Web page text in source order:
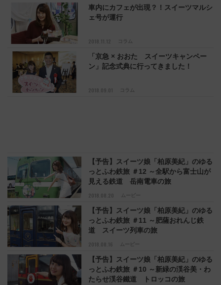
2018.11.12 コラム
車内にカフェが出現？！スイーツマルシ
ェ号が運行
2018.09.01 コラム
「京急 × おおた スイーツキャンペー
ン」記念式典に行ってきました！
2018.08.20 ムービー
【予告】スイーツ娘「柏原美紀」のゆる
っとふわ鉄旅 ＃12 ～全駅から富士山が
見える鉄道 岳南電車の旅
2018.08.16 ムービー
【予告】スイーツ娘「柏原美紀」のゆる
っとふわ鉄旅 ＃11 ～肥薩おれんじ鉄
道 スイーツ列車の旅
【予告】スイーツ娘「柏原美紀」のゆる
っとふわ鉄旅 ＃10 ～新緑の渓谷美・わ
たらせ渓谷鐵道 トロッコの旅